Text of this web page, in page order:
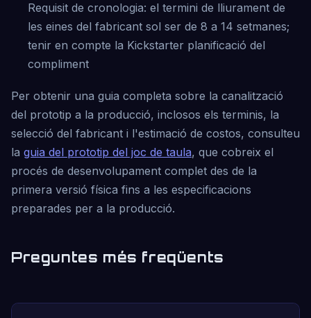
Requisit de cronologia: el termini de lliurament de
les eines del fabricant sol ser de 8 a 14 setmanes;
tenir en compte la Kickstarter planificació del
compliment
Per obtenir una guia completa sobre la canalització
del prototip a la producció, inclosos els terminis, la
selecció del fabricant i l'estimació de costos, consulteu
la guia del prototip del joc de taula, que cobreix el
procés de desenvolupament complet des de la
primera versió física fins a les especificacions
preparades per a la producció.
Preguntes més freqüents